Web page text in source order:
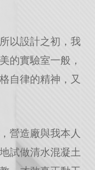
以設計之初，我
的實驗室一般，
自律的精神，又
營造廠與我本人
試做清水混凝土